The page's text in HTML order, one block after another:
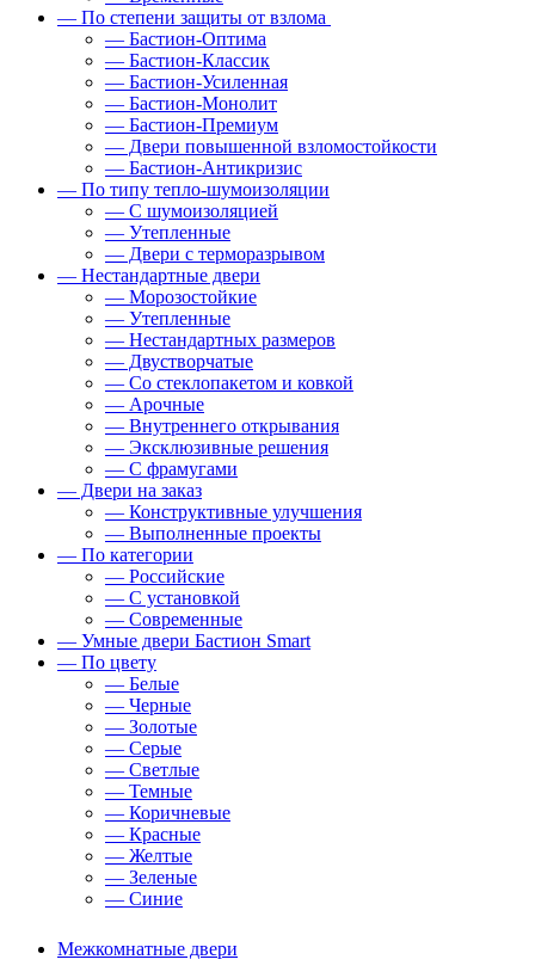
— По степени защиты от взлома
— Бастион-Оптима
— Бастион-Классик
— Бастион-Усиленная
— Бастион-Монолит
— Бастион-Премиум
— Двери повышенной взломостойкости
— Бастион-Антикризис
— По типу тепло-шумоизоляции
— С шумоизоляцией
— Утепленные
— Двери с терморазрывом
— Нестандартные двери
— Морозостойкие
— Утепленные
— Нестандартных размеров
— Двустворчатые
— Со стеклопакетом и ковкой
— Арочные
— Внутреннего открывания
— Эксклюзивные решения
— С фрамугами
— Двери на заказ
— Конструктивные улучшения
— Выполненные проекты
— По категории
— Российские
— С установкой
— Современные
— Умные двери Бастион Smart
— По цвету
— Белые
— Черные
— Золотые
— Серые
— Светлые
— Темные
— Коричневые
— Красные
— Желтые
— Зеленые
— Синие
Межкомнатные двери